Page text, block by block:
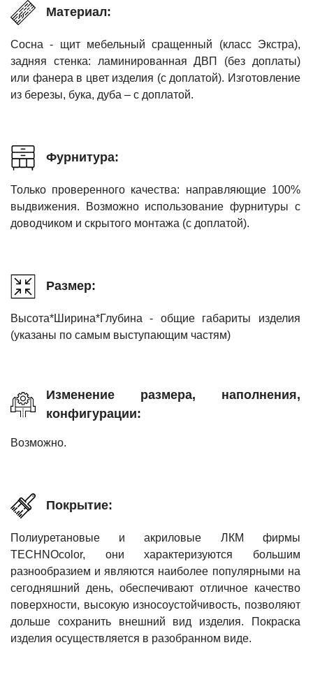
Материал:
Сосна - щит мебельный сращенный (класс Экстра),
задняя стенка: ламинированная ДВП (без доплаты)
или фанера в цвет изделия (с доплатой). Изготовление
из березы, бука, дуба – с доплатой.
Фурнитура:
Только проверенного качества: направляющие 100%
выдвижения. Возможно использование фурнитуры с
доводчиком и скрытого монтажа (с доплатой).
Размер:
Высота*Ширина*Глубина - общие габариты изделия
(указаны по самым выступающим частям)
Изменение размера, наполнения,
конфигурации:
Возможно.
Покрытие:
Полиуретановые и акриловые ЛКМ фирмы
TECHNOcolor, они характеризуются большим
разнообразием и являются наиболее популярными на
сегодняшний день, обеспечивают отличное качество
поверхности, высокую износоустойчивость, позволяют
дольше сохранить внешний вид изделия. Покраска
изделия осуществляется в разобранном виде.